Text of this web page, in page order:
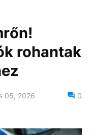
rohantak
05, 2026 0